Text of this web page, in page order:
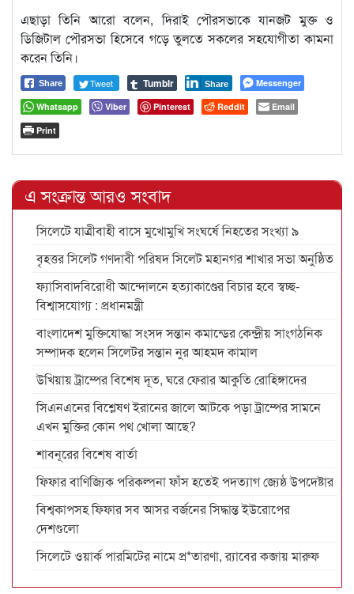
এছাড়া তিনি আরো বলেন, দিরাই পৌরসভাকে যানজট মুক্ত ও
ডিজিটাল পৌরসভা হিসেবে গড়ে তুলতে সকলের সহযোগীতা কামনা
করেন তিনি।
Share Tweet Tumblr Share
Messenger
Whatsapp
Viber Pinterest Reddit
Email
Print
এ সংক্রান্ত আরও সংবাদ
সিলেটে যাত্রীবাহী বাসে মুখোমুখি সংঘর্ষে নিহতের সংখ্যা ৯
বৃহত্তর সিলেট গণদাবী পরিষদ সিলেট মহানগর শাখার সভা অনুষ্ঠিত
ফ্যাসিবাদবিরোধী আন্দোলনে হত্যাকাণ্ডের বিচার হবে স্বচ্ছ-
বিশ্বাসযোগ্য : প্রধানমন্ত্রী
বাংলাদেশ মুক্তিযোদ্ধা সংসদ সন্তান কমান্ডের কেন্দ্রীয় সাংগঠনিক
সম্পাদক হলেন সিলেটর সন্তান নুর আহমদ কামাল
উখিয়ায় ট্রাম্পের বিশেষ দূত, ঘরে ফেরার আকুতি রোহিঙ্গাদের
সিএনএনের বিশ্লেষণ ইরানের জালে আটকে পড়া ট্রাম্পের সামনে
এখন মুক্তির কোন পথ খোলা আছে?
শাবনূরের বিশেষ বার্তা
ফিফার বাণিজ্যিক পরিকল্পনা ফাঁস হতেই পদত্যাগ জ্যেষ্ঠ উপদেষ্টার
বিশ্বকাপসহ ফিফার সব আসর বর্জনের সিদ্ধান্ত ইউরোপের
দেশগুলো
সিলেটে ওয়ার্ক পারমিটের নামে প্র*তারণা, র‌্যাবের কব্জায় মারুফ